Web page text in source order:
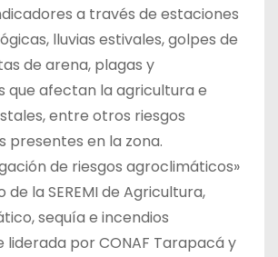
a través de estaciones
lluvias estivales, golpes de
de arena, plagas y
que afectan la agricultura e
entre otros riesgos
presentes en la zona.
de riesgos agroclimáticos»
la SEREMI de Agricultura,
sequía e incendios
liderada por CONAF Tarapacá y